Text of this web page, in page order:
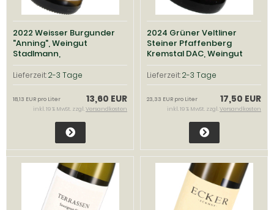
2022 Weisser Burgunder
"Anning", Weingut
Stadlmann,
Thermenregion
Lieferzeit:2-3 Tage
13,60 EUR
18,13 EUR pro Liter
inkl. 19 % MwSt. zzgl.Versandkosten
2024 Grüner Veltliner
Steiner Pfaffenberg
Kremstal DAC, Weingut
Tegernseerhof, Wachau
Lieferzeit:2-3 Tage
17,50 EUR
23,33 EUR pro Liter
inkl. 19 % MwSt. zzgl.Versandkosten